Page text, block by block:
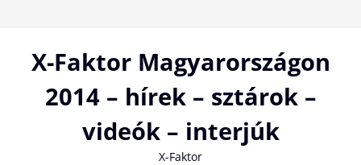
contentX-Faktor Magyarországon
2014 – hírek – sztárok –
videók – interjúk
X-Faktor